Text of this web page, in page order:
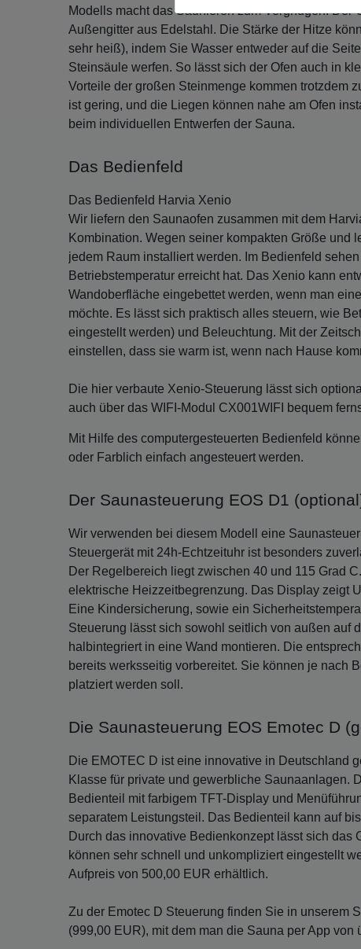
Modells macht das Saunieren zum Vergnügen. Der
Außengitter aus Edelstahl. Die Stärke der Hitze
sehr heiß), indem Sie Wasser entweder auf die
Steinsäule werfen. So lässt sich der Ofen auch in
Vorteile der großen Steinmenge kommen trotzdem
ist gering, und die Liegen können nahe am Ofen
beim individuellen Entwerfen der Sauna.
Das Bedienfeld
Das Bedienfeld Harvia Xenio
Wir liefern den Saunaofen zusammen mit dem
Kombination. Wegen seiner kompakten Größe und
jedem Raum installiert werden. Im Bedienfeld
Betriebstemperatur erreicht hat. Das Xenio kann
Wandoberfläche eingebettet werden, wenn man
möchte. Es lässt sich praktisch alles steuern, wie
eingestellt werden) und Beleuchtung. Mit der
einstellen, dass sie warm ist, wenn nach Hause
Die hier verbaute Xenio-Steuerung lässt sich
auch über das WIFI-Modul CX001WIFI bequem
Mit Hilfe des computergesteuerten Bedienfeld
oder Farblich einfach angesteuert werden.
Der Saunasteuerung EOS D1
Wir verwenden bei diesem Modell eine
Steuergerät mit 24h-Echtzeituhr ist besonders
Der Regelbereich liegt zwischen 40 und 115 Grad
elektrische Heizzeitbegrenzung. Das Display zeigt
Eine Kindersicherung, sowie ein
Steuerung lässt sich sowohl seitlich von außen auf
halbintegriert in eine Wand montieren. Die
bereits werksseitig vorbereitet. Sie können je nach
platziert werden soll.
Die Saunasteuerung EOS Emotec D
Die EMOTEC D ist eine innovative in Deutschland
Klasse für private und gewerbliche Saunaanlagen.
Bedienteil mit farbigem TFT-Display und
separatem Leistungsteil. Das Bedienteil kann auf
Durch das innovative Bedienkonzept lässt sich das
können sehr schnell und unkompliziert eingestellt
Aufpreis von 500,00 EUR erhältlich.
Zu der Emotec D Steuerung finden Sie in unserem
(999,00 EUR), mit dem man die Sauna per App von